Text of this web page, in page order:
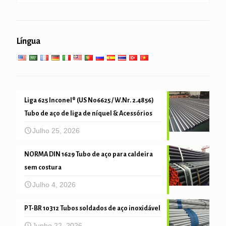
tubo de mecânica e de precisão
Língua
Liga 625 Inconel® (US N06625 / W.Nr. 2.4856)
Tubo de aço de liga de níquel & Acessórios
Julho 25, 2026
NORMA DIN 1629 Tubo de aço para caldeira
sem costura
Julho 4, 2026
PT-BR 10312 Tubos soldados de aço inoxidável